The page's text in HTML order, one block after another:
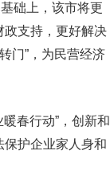
础上，该市将更
政支持，更好解决
门”，为民营经济
春行动”，创新和
护企业家人身和